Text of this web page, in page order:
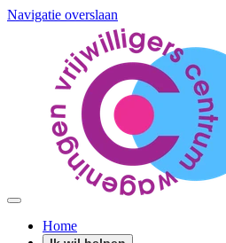
Navigatie overslaan
Home